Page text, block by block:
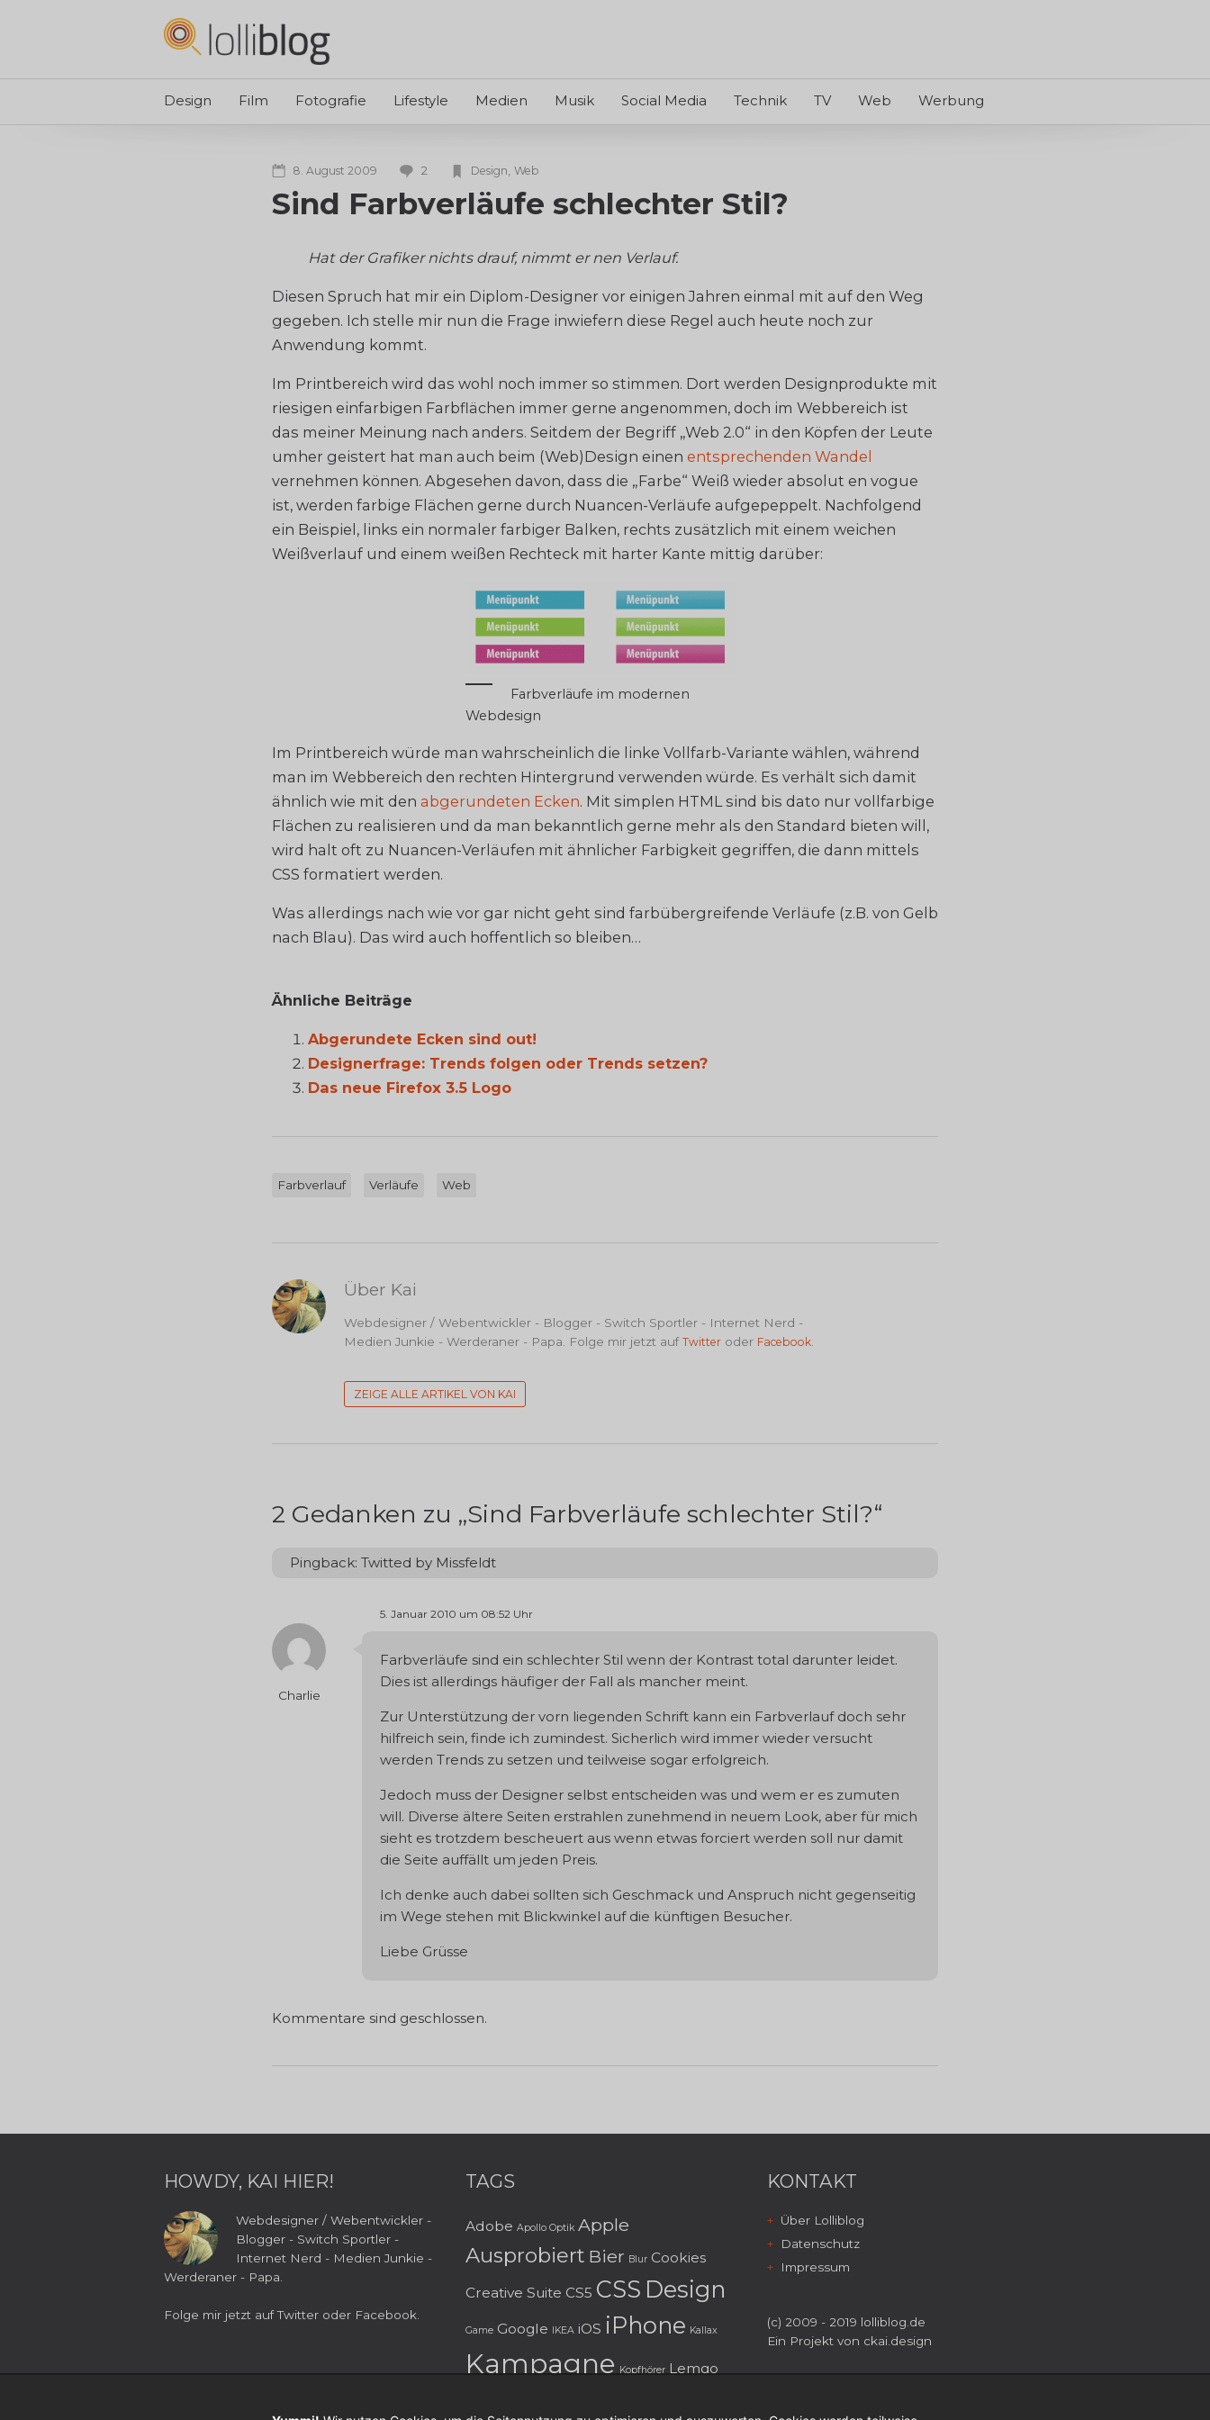
Design Film Fotografie Lifestyle Medien Musik Social Media Technik TV Web Werbung
8. August 2009 2 Design Web
Sind Farbverläufe schlechter Stil?
Hat der Grafiker nichts drauf, nimmt er nen Verlauf.
Diesen Spruch hat mir ein Diplom-Designer vor einigen Jahren einmal mit auf den Weg
gegeben. Ich stelle mir nun die Frage inwiefern diese Regel auch heute noch zur
Anwendung kommt.
Im Printbereich wird das wohl noch immer so stimmen. Dort werden Designprodukte mit
riesigen einfarbigen Farbflächen immer gerne angenommen, doch im Webbereich ist
das meiner Meinung nach anders. Seitdem der Begriff „Web 2.0“ in den Köpfen der Leute
umher geistert hat man auch beim (Web)Design einen entsprechenden Wandel
vernehmen können. Abgesehen davon, dass die „Farbe“ Weiß wieder absolut en vogue
ist, werden farbige Flächen gerne durch Nuancen-Verläufe aufgepeppelt. Nachfolgend
ein Beispiel, links ein normaler farbiger Balken, rechts zusätzlich mit einem weichen
Weißverlauf und einem weißen Rechteck mit harter Kante mittig darüber:
Farbverläufe im modernen
Webdesign
Im Printbereich würde man wahrscheinlich die linke Vollfarb-Variante wählen, während
man im Webbereich den rechten Hintergrund verwenden würde. Es verhält sich damit
ähnlich wie mit den abgerundeten Ecken. Mit simplen HTML sind bis dato nur vollfarbige
Flächen zu realisieren und da man bekanntlich gerne mehr als den Standard bieten will,
wird halt oft zu Nuancen-Verläufen mit ähnlicher Farbigkeit gegriffen, die dann mittels
CSS formatiert werden.
Was allerdings nach wie vor gar nicht geht sind farbübergreifende Verläufe (z.B. von Gelb
nach Blau). Das wird auch hoffentlich so bleiben…
Ähnliche Beiträge
Abgerundete Ecken sind out!
Designerfrage: Trends folgen oder Trends setzen?
Das neue Firefox 3.5 Logo
Farbverlauf Verläufe Web
Über Kai
Webdesigner / Webentwickler - Blogger - Switch Sportler - Internet Nerd -
Medien Junkie - Werderaner - Papa. Folge mir jetzt auf Twitter oder Facebook
ZEIGE ALLE ARTIKEL VON KAI
2 Gedanken zu „Sind Farbverläufe schlechter Stil?“
Pingback: Twitted by Missfeldt
Charlie
5. Januar 2010 um 08:52 Uhr
Farbverläufe sind ein schlechter Stil wenn der Kontrast total darunter leidet.
Dies ist allerdings häufiger der Fall als mancher meint.
Zur Unterstützung der vorn liegenden Schrift kann ein Farbverlauf doch sehr
hilfreich sein, finde ich zumindest. Sicherlich wird immer wieder versucht
werden Trends zu setzen und teilweise sogar erfolgreich.
Jedoch muss der Designer selbst entscheiden was und wem er es zumuten
will. Diverse ältere Seiten erstrahlen zunehmend in neuem Look, aber für mich
sieht es trotzdem bescheuert aus wenn etwas forciert werden soll nur damit
die Seite auffällt um jeden Preis.
Ich denke auch dabei sollten sich Geschmack und Anspruch nicht gegenseitig
im Wege stehen mit Blickwinkel auf die künftigen Besucher.
Liebe Grüsse
Kommentare sind geschlossen.
HOWDY, KAI HIER!
Webdesigner / Webentwickler -
Blogger - Switch Sportler -
Internet Nerd - Medien Junkie -
Werderaner - Papa.
Folge mir jetzt aufTwitter oder Facebook.
TAGS
Adobe Apollo Optik Apple
Ausprobiert Bier Blur Cookies
Creative Suite CS5 CSS Design
Game Google IKEA iOS iPhone Kallax
Kampagne Kopfhörer Lemgo
KONTAKT
Über Lolliblog
Datenschutz
Impressum
(c) 2009 - 2019 lolliblog.de
Ein Projekt von ckai.design